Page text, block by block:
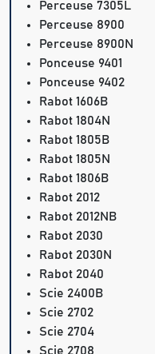
Perceuse 7305L
Perceuse 8900
Perceuse 8900N
Ponceuse 9401
Ponceuse 9402
Rabot 1606B
Rabot 1804N
Rabot 1805B
Rabot 1805N
Rabot 1806B
Rabot 2012
Rabot 2012NB
Rabot 2030
Rabot 2030N
Rabot 2040
Scie 2400B
Scie 2702
Scie 2704
Scie 2708